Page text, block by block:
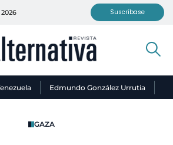
Suscríbase
Edmundo González Urrutia
GAZA